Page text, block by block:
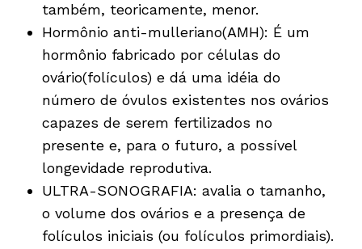
também, teoricamente, menor.
Hormônio anti-mulleriano(AMH): É um
hormônio fabricado por células do
ovário(folículos) e dá uma idéia do
número de óvulos existentes nos ovários
capazes de serem fertilizados no
presente e, para o futuro, a possível
longevidade reprodutiva.
ULTRA-SONOGRAFIA: avalia o tamanho,
o volume dos ovários e a presença de
folículos iniciais (ou folículos primordiais).